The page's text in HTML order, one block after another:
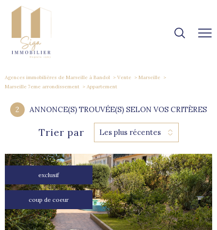
Agences immobilières de Marseille à Bandol Vente
Marseille
Marseille 7eme arrondissement
Appartement
2 ANNONCE(S) TROUVÉE(S) SELON VOS CRITÈRES
Trier par Les plus récentes
exclusif
coup de coeur
voir le